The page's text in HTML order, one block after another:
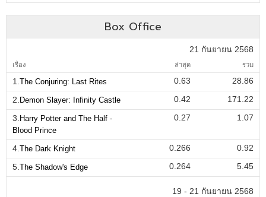
Box Office
21 กันยายน 2568
เรื่อง ล่าสุด รวม
1. The Conjuring: Last Rites 0.63
28.86
2. Demon Slayer: Infinity Castle 0.42
171.22
3. Harry Potter and The Half -
Blood Prince
0.27 1.07
4. The Dark Knight 0.266
0.92
5. The Shadow's Edge 0.264 5.45
19 - 21 กันยายน 2568